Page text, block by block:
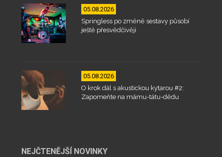
05.08.2026
Springless po změně sestavy působí
ještě přesvědčivěji
05.08.2026
O krok dál s akustickou kytarou #2:
Zapomeňte na mámu-tátu-dědu
NEJČTENĚJŠÍ NOVINKY